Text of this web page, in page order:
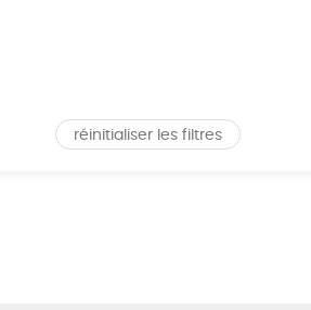
réinitialiser les filtres